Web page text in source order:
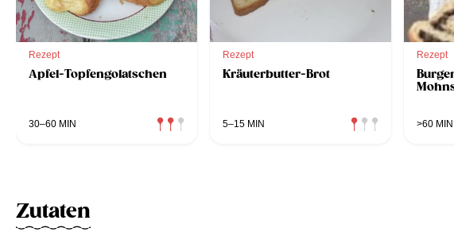
Rezept
Apfel-Topfengolatschen
30–60 MIN
Rezept
Kräuterbutter-Brot
5–15 MIN
Rezept
>60 MIN
Zutaten